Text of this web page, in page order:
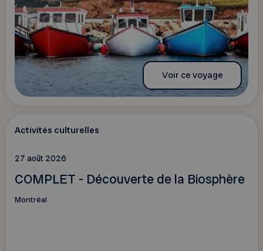
Voir ce voyage
Activités culturelles
27 août 2026
COMPLET - Découverte de la Biosphère
Montréal